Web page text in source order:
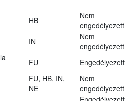
HB
Nem
engedélyezett
IN
Nem
engedélyezett
FU Engedélyezett
FU, HB, IN,
NE
Nem
engedélyezett